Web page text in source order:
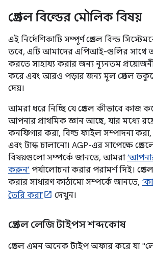
গ্রেডল বিল্ডের মৌলিক বিষয়
এই নির্দেশিকাটি সম্পূর্ণ গ্রেডল বিল্ড
তবে, এটি আমাদের এপিআই-গুলির সাথে
করতে সাহায্য করার জন্য ন্যূনতম
করে এবং আরও পড়ার জন্য মূল গ্রেডল
দেয়।
আমরা ধরে নিচ্ছি যে গ্রেডল কীভাবে কাজ
আপনার প্রাথমিক জ্ঞান আছে, যার মধ্যে
কনফিগার করা, বিল্ড ফাইল সম্পাদনা করা,
এবং টাস্ক চালানো। AGP-এর সাপেক্ষে
বিষয়গুলো সম্পর্কে জানতে, আমরা
করুন’ পর্যালোচনা করার পরামর্শ দিই।
করার সাধারণ কাঠামো সম্পর্কে জানতে,
তৈরি করা’
দেখুন।
গ্রেডল লেজি টাইপস শব্দকোষ
গ্রেডল এমন অনেক টাইপ অফার করে যা